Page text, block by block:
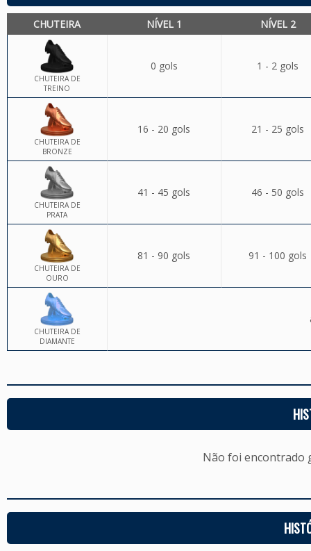
CHUTEIRA NÍVEL 1 NÍVEL 2
CHUTEIRA DE
TREINO
0 gols 1 - 2 gols
CHUTEIRA DE
BRONZE
16 - 20 gols 21 - 25 gols
CHUTEIRA DE
PRATA
41 - 45 gols 46 - 50 gols
CHUTEIRA DE
OURO
81 - 90 gols 91 - 100 gols
CHUTEIRA DE
DIAMANTE
Não foi encontrado